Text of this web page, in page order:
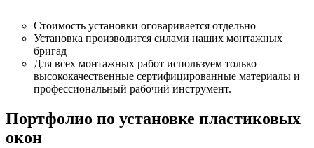
Стоимость установки оговаривается отдельно
Установка производится силами наших монтажных
бригад
Для всех монтажных работ используем только
высококачественные сертифицированные материалы и
профессиональный рабочий инструмент.
Портфолио по установке пластиковых
окон